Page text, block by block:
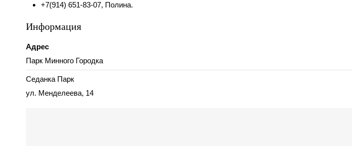
+7(914) 651-83-07, Полина.
Информация
Адрес
Парк Минного Городка
Седанка Парк
ул. Менделеева, 14